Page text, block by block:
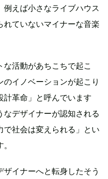
えば小さなライブハウス
れていないマイナーな音楽
活動があちこちで起こ
イノベーションが起こり
計革命」と呼んでいます
デザイナーが認知される
で社会は変えられる」とい
イナーへと転身したそう